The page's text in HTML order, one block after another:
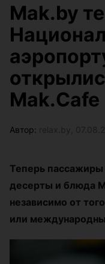
Mak.by
Mak.Cafe
Автор:
Теперь
десерты и блюда
независимо от
или